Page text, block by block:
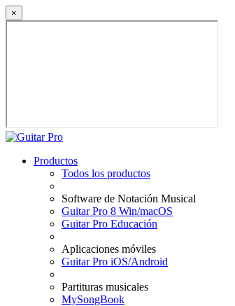
×
Productos
Todos los productos
Software de Notación Musical
Guitar Pro 8 Win/macOS
Guitar Pro Educación
Aplicaciones móviles
Guitar Pro iOS/Android
Partituras musicales
MySongBook